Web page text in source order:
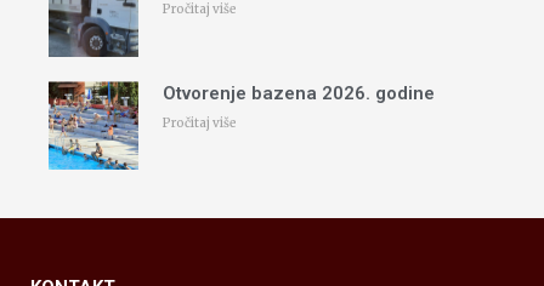
Pročitaj više
Otvorenje bazena 2026. godine
Pročitaj više